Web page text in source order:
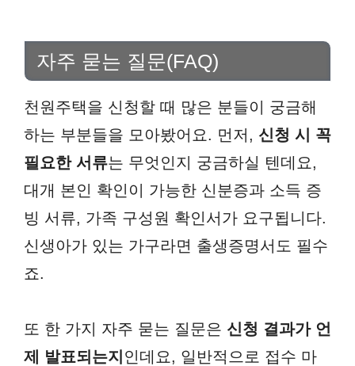
자주 묻는 질문(FAQ)
천원주택을 신청할 때 많은 분들이 궁금해
하는 부분들을 모아봤어요. 먼저, 신청 시 꼭
필요한 서류는 무엇인지 궁금하실 텐데요,
대개 본인 확인이 가능한 신분증과 소득 증
빙 서류, 가족 구성원 확인서가 요구됩니다.
신생아가 있는 가구라면 출생증명서도 필수
죠.
또 한 가지 자주 묻는 질문은 신청 결과가 언
제 발표되는지 인데요, 일반적으로 접수 마